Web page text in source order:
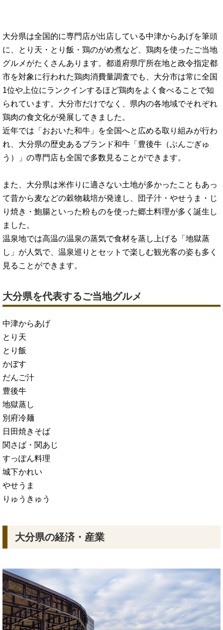
大分県は全国的に専門店が出店している中津からあげを筆頭
に、とり天・とり飯・鶏のがめ煮など、鶏肉を使ったご当地
グルメがたくさんあります。都道府県庁所在地と政令指定都
市を対象に行われた鶏肉消費量調査でも、大分市は常に全国
1位や上位にランクインするほど鶏肉をよく食べることで知
られています。大分市だけでなく、県内の各地域でそれぞれ
鶏肉の食文化が発展してきました。
近年では「おおいた和牛」を全国へと広める取り組みが行わ
れ、大分県の歴史あるブランド和牛「豊後牛（ぶんごぎゅ
う）」の専門店も全国で多数見ることができます。
また、大分県は米作りに適さない土地が多かったこともあっ
て昔から麦などの穀物栽培が発達し、団子汁・やせうま・じ
り焼き・鮑腸といった粉ものを使った郷土料理が多く誕生し
ました。
温泉地では高温の温泉の蒸気で食材を蒸し上げる「地獄蒸
し」が人気で、温泉巡りとセットで楽しむ観光客の姿も多く
見ることができます。
大分県を代表するご当地グルメ
中津からあげ
とり天
とり飯
かぼす
だんご汁
豊後牛
地獄蒸し
別府冷麺
日田焼きそば
関さば・関あじ
すっぽん料理
城下かれい
やせうま
りゅうきゅう
大分県の経済・産業